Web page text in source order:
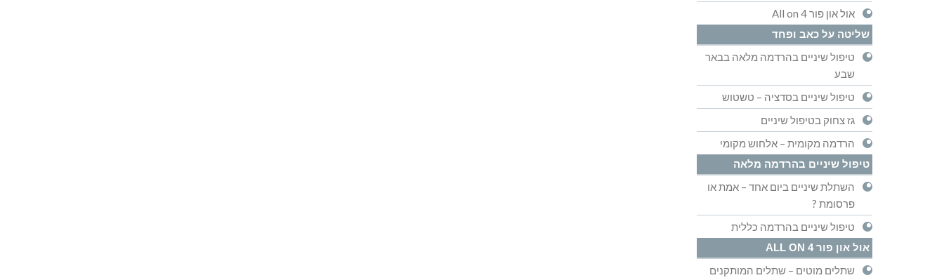
אול און פור All on 4
שליטה על כאב ופחד
טיפול שיניים בהרדמה מלאה בבאר
שבע
טיפול שיניים בסדציה – טשטוש
גז צחוק בטיפול שיניים
הרדמה מקומית – אלחוש מקומי
טיפול שיניים בהרדמה מלאה
השתלת שיניים ביום אחד – אמת או
פרסומת ?
טיפול שיניים בהרדמה כללית
אול און פור ALL ON 4
שתלים מוטים – שתלים המותקנים